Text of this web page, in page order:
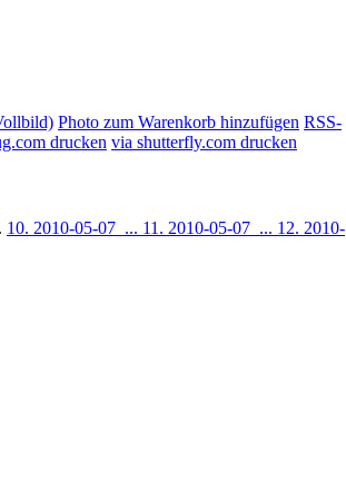
Photo zum Warenkorb hinzufügen RSS-
drucken via shutterfly.com drucken
10. 2010-05-07_... 11. 2010-05-07_... 12. 2010-